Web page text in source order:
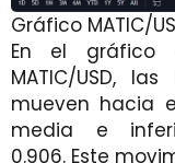
Gráfico MATIC/
En el gráfico
MATIC/USD,
mueven hacia
media e
0.906. Este